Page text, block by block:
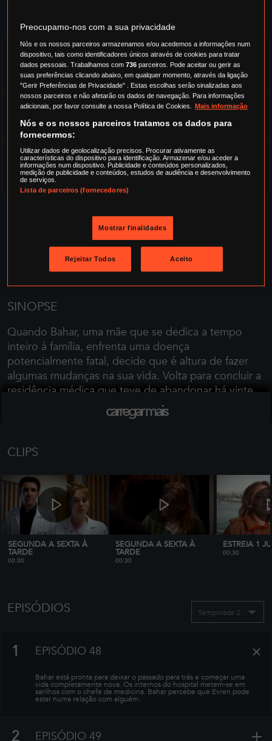
QUINTA-FEIRA 6 AGOSTO ÀS 19.50
EPISÓDIO 49 (E02 - T02)
SEXTA-FEIRA 7 AGOSTO ÀS 09.25
EPISÓDIO 49 (E02 - T02)
SEXTA-FEIRA 7 AGOSTO ÀS 19.50
EPISÓDIO 50 (E03 - T02)
SINOPSE
Quando Bahar, uma mãe que se dedica a tempo
inteiro à família, enfrenta uma doença
potencialmente fatal, decide que é altura de fazer
algumas mudanças na sua vida. Volta para concluir a
residência médica que teve de abandonar há vinte
anos, mesmo sabendo que isso significa trabalhar
sob a supervisão do marido e ao lado do filho. Nem
decisão, mas Bahar encontra realização na sua nova
implica descobrir verdades difíceis que irão mudar
tudo.
carregar mais
CLIPS
SEGUNDA A SEXTA À
TARDE
00:30
SEGUNDA A SEXTA À
TARDE
00:30
ESTREIA 1
00:30
EPISÓDIOS Temporada 2
1 EPISÓDIO 48 +
Bahar está pronta para deixar o passado para trás e começar uma
vida completamente nova. Os internos do hospital metem-se em
sarilhos com o chefe de medicina. Bahar percebe que Evren pode
estar numa relação com alguém.
2 EPISÓDIO 49
Preocupamo-nos com a sua privacidade
Nós e os nossos parceiros armazenamos e/ou acedemos a informações num
dispositivo, tais como identificadores únicos através de cookies para tratar
dados pessoais. Trabalhamos com736 parceiros. Pode aceitar ou gerir as
suas preferências clicando abaixo, em qualquer momento, através da ligação
"Gerir Preferências de Privacidade" . Estas escolhas serão sinalizadas aos
nossos parceiros e não afetarão os dados de navegação. Para informações
adicionais, por favor consulte a nossa Política de Cookies.
Mais informação
Nós e os nossos parceiros tratamos os dados para
fornecermos:
Utilizar dados de geolocalização precisos. Procurar ativamente as
características do dispositivo para identificação. Armazenar e/ou aceder a
informações num dispositivo. Publicidade e conteúdos personalizados,
medição de publicidade e conteúdos, estudos de audiência e desenvolvimento
de serviços.
Lista de parceiros (fornecedores)
Mostrar finalidades
Rejeitar Todos Aceito